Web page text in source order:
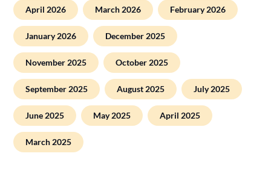
April 2026 March 2026 February 2026
January 2026 December 2025
November 2025 October 2025
September 2025 August 2025 July 2025
June 2025 May 2025 April 2025
March 2025